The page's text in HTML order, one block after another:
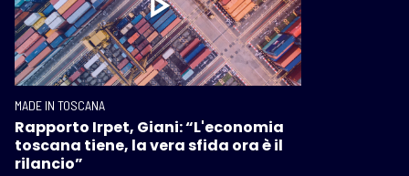
MADE IN TOSCANA
Rapporto Irpet, Giani: “L'economia
toscana tiene, la vera sfida ora è il
rilancio”